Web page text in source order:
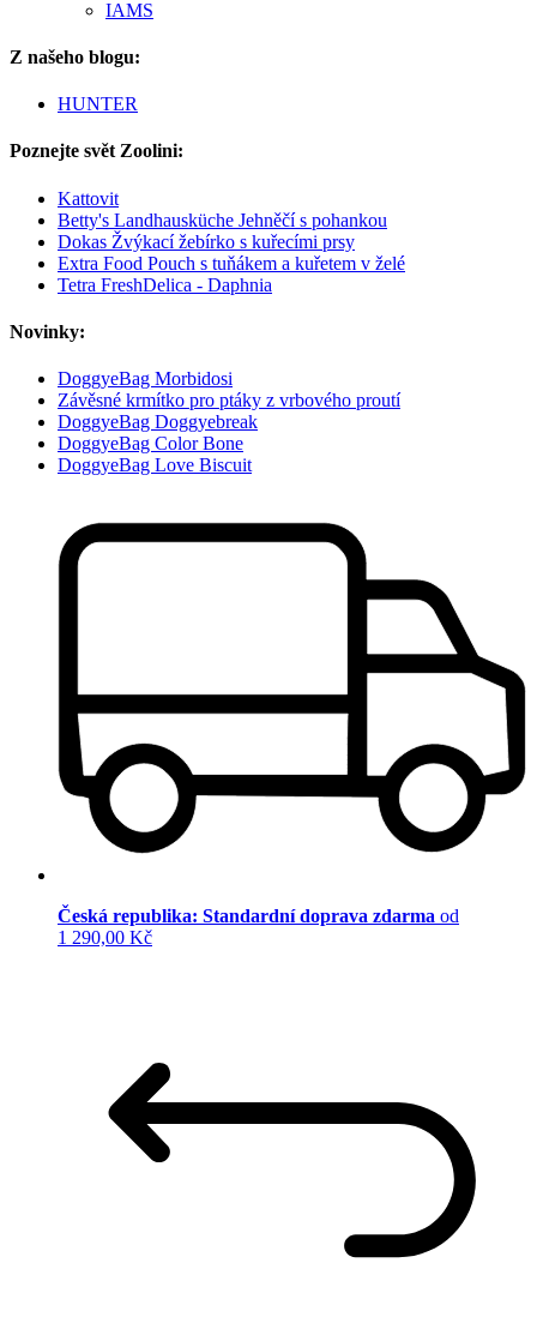
IAMS
Z našeho blogu:
HUNTER
Poznejte svět Zoolini:
Kattovit
Betty's Landhausküche Jehněčí s pohankou
Dokas Žvýkací žebírko s kuřecími prsy
Extra Food Pouch s tuňákem a kuřetem v želé
Tetra FreshDelica - Daphnia
Novinky:
DoggyeBag Morbidosi
Závěsné krmítko pro ptáky z vrbového proutí
DoggyeBag Doggyebreak
DoggyeBag Color Bone
DoggyeBag Love Biscuit
Česká republika: Standardní doprava zdarma od
1 290,00 Kč